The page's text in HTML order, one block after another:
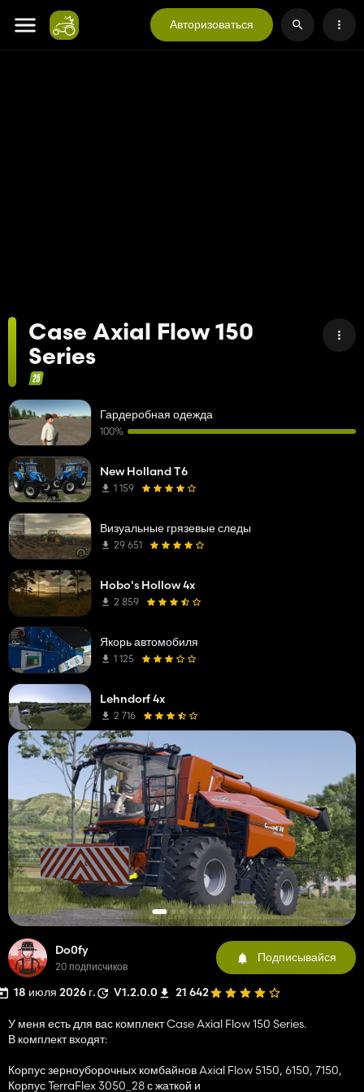
Авторизоваться
Case Axial Flow 150
Series
Do0fy
20 подписчиков
Подписывайся
18 июля 2026 г. V1.2.0.0 21 642
У меня есть для вас комплект Case Axial Flow 150 Series.
В комплект входят:
Корпус зерноуборочных комбайнов Axial Flow 5150, 6150, 7150,
Корпус TerraFlex 3050_28 с жаткой и
Гардеробная одежда
100%
New Holland T6
1 159
Визуальные грязевые следы
29 651
Hobo's Hollow 4x
2 859
Якорь автомобиля
1 125
Lehndorf 4x
2 716